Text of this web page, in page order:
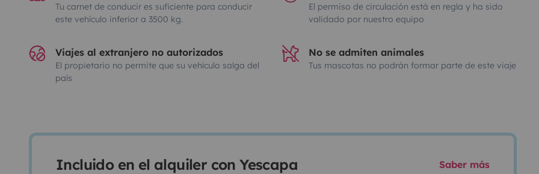
Tu carnet de conducir es suficiente para conducir
este vehículo inferior a 3500 kg.
El permiso de circulación está en regla y ha sido
validado por nuestro equipo
Viajes al extranjero no autorizados
El propietario no permite que su vehículo salga del
país
No se admiten animales
Tus mascotas no podrán formar parte de este viaje
Incluido en el alquiler con Yescapa Saber más